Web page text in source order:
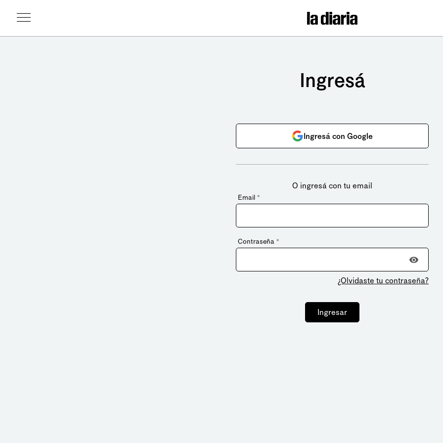
Ingresá
Ingresá con Google
O ingresá con tu email
Email *
Contraseña *
¿Olvidaste tu contraseña?
Ingresar